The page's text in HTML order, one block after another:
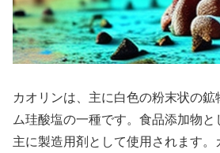
カオリンは、主に白色の粉末状の鉱
ム珪酸塩の一種です。食品添加物と
主に製造用剤として使用されます